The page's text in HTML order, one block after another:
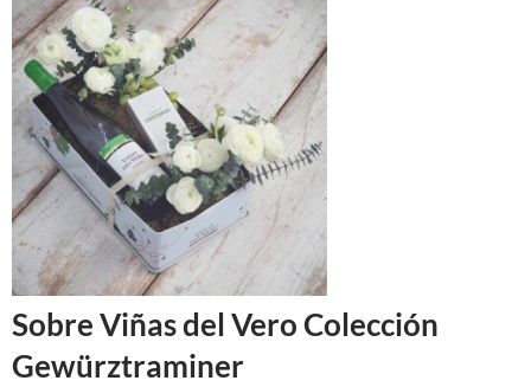
Sobre Viñas del Vero Colección
Gewürztraminer